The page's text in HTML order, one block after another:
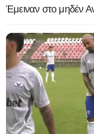
Έμειναν στο μηδέν